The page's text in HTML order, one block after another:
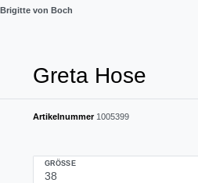
Brigitte von Boch
Greta Hose
Artikelnummer 1005399
GRÖSSE